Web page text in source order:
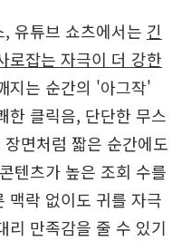
유튜브 쇼츠에서는 긴
로잡는 자극이 더 강한
지는 순간의 '아그작'
한 클릭음, 단단한 무스
면처럼 짧은 순간에도
텐츠가 높은 조회 수를
맥락 없이도 귀를 자극
리 만족감을 줄 수 있기